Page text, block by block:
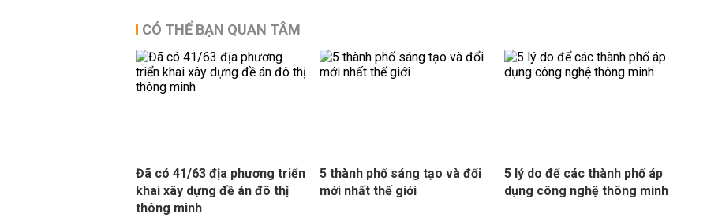
CÓ THỂ BẠN QUAN TÂM
Đã có 41/63 địa phương triển
khai xây dựng đề án đô thị
thông minh
5 thành phố sáng tạo và đổi
mới nhất thế giới
5 lý do để các thành phố áp
dụng công nghệ thông minh